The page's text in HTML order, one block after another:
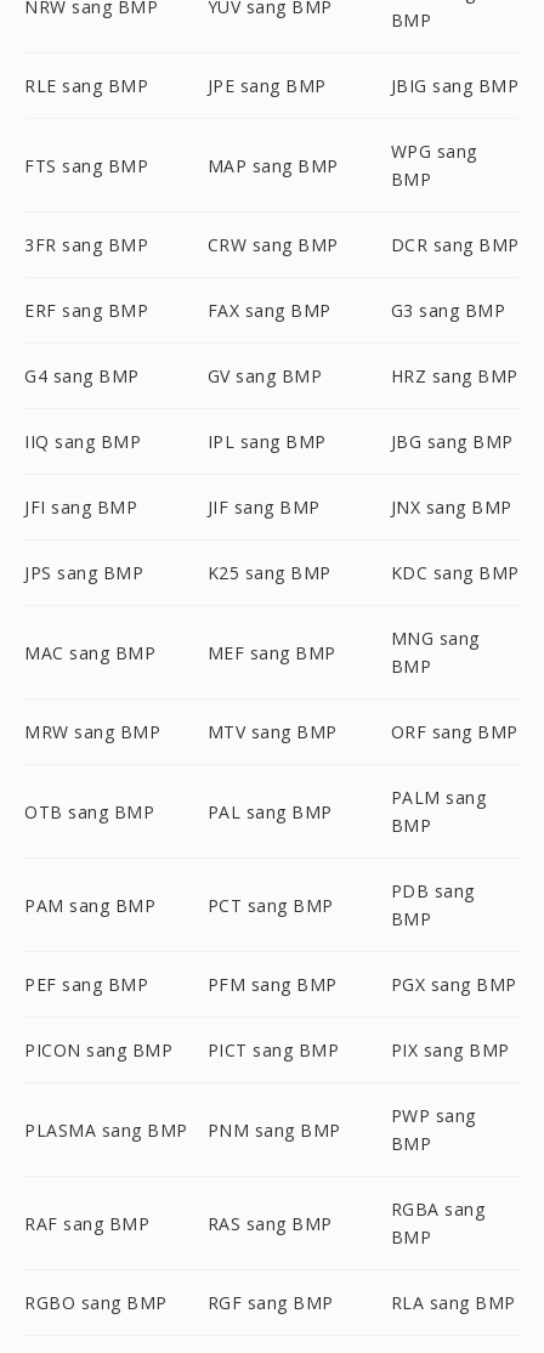
NRW sang BMP YUV sang BMP
BMP
RLE sang BMP JPE sang BMP JBIG sang BMP
FTS sang BMP MAP sang BMP
WPG sang
BMP
3FR sang BMP CRW sang BMP DCR sang BMP
ERF sang BMP FAX sang BMP G3 sang BMP
G4 sang BMP GV sang BMP HRZ sang BMP
IIQ sang BMP IPL sang BMP JBG sang BMP
JFI sang BMP JIF sang BMP JNX sang BMP
JPS sang BMP K25 sang BMP KDC sang BMP
MAC sang BMP MEF sang BMP
MNG sang
BMP
MRW sang BMP MTV sang BMP ORF sang BMP
OTB sang BMP PAL sang BMP
PALM sang
BMP
PAM sang BMP PCT sang BMP
PDB sang
BMP
PEF sang BMP PFM sang BMP PGX sang BMP
PICON sang BMP PICT sang BMP PIX sang BMP
PLASMA sang BMP PNM sang BMP
PWP sang
BMP
RAF sang BMP RAS sang BMP
RGBA sang
BMP
RGBO sang BMP RGF sang BMP RLA sang BMP